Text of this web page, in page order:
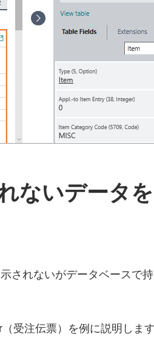
ないデータ
されないがデータベースで
受注伝票）を例に説明します